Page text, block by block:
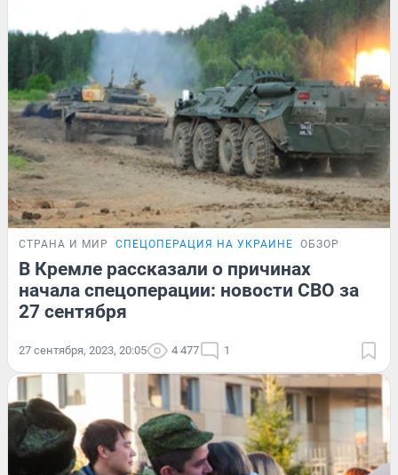
СТРАНА И МИР СПЕЦОПЕРАЦИЯ НА УКРАИНЕ ОБЗОР
В Кремле рассказали о причинах
начала спецоперации: новости СВО за
27 сентября
27 сентября, 2023, 20:05 4 477 1